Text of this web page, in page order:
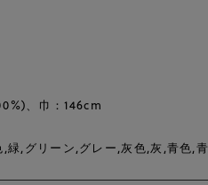
、巾：146cm
,グリーン,グレー,灰色,灰,青色,